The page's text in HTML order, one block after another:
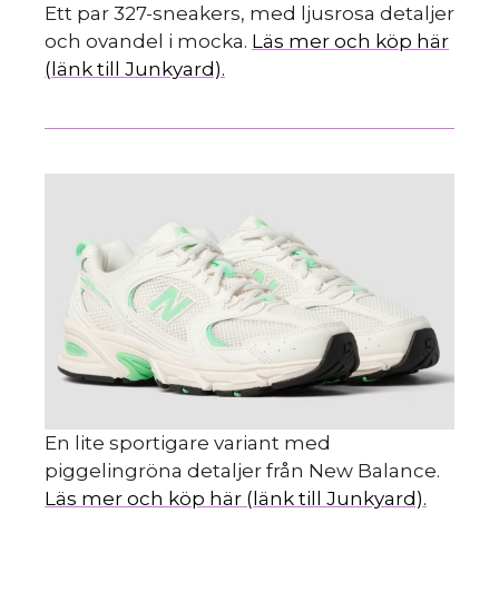
Ett par 327-sneakers, med ljusrosa detaljer
och ovandel i mocka. Läs mer och köp här
(länk till Junkyard).
En lite sportigare variant med
piggelingröna detaljer från New Balance.
Läs mer och köp här (länk till Junkyard).